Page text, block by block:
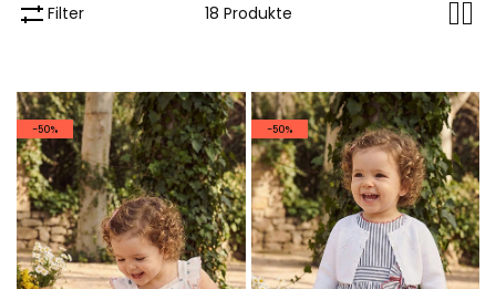
Filter 18 Produkte
-50% -50%